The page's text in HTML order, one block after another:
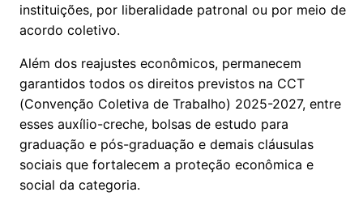
instituições, por liberalidade patronal ou por meio de
acordo coletivo.
Além dos reajustes econômicos, permanecem
garantidos todos os direitos previstos na CCT
(Convenção Coletiva de Trabalho) 2025-2027, entre
esses auxílio-creche, bolsas de estudo para
graduação e pós-graduação e demais cláusulas
sociais que fortalecem a proteção econômica e
social da categoria.